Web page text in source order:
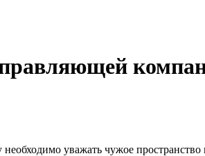
уважать чужое пространство